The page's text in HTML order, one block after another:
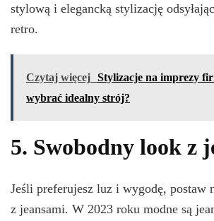
stylową i elegancką stylizację
retro.
Czytaj więcej Stylizacje na imprezy
wybrać idealny strój?
5. Swobodny look z
Jeśli preferujesz luz i wygodę, postaw
z jeansami. W 2023 roku modne są